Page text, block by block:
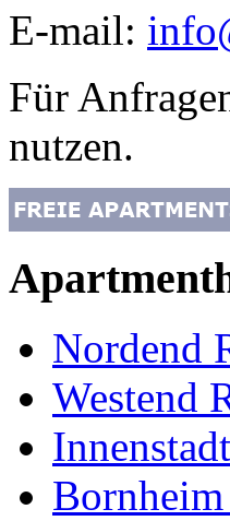
E-mail:
Für
nutzen.
Nordend
Westend